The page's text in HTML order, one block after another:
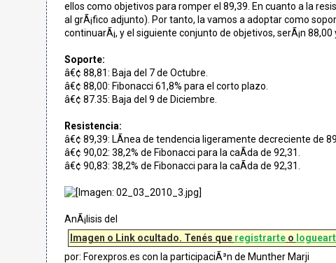
ellos como objetivos para romper el 89,39. En cuanto a la
al grÃ¡fico adjunto). Por tanto, la vamos a adoptar como
continuarÃ¡, y el siguiente conjunto de objetivos, serÃ¡n
Soporte:
â€¢ 88,81: Baja del 7 de Octubre.
â€¢ 88,00: Fibonacci 61,8% para el corto plazo.
â€¢ 87.35: Baja del 9 de Diciembre.
Resistencia:
â€¢ 89,39: LÃ­nea de tendencia ligeramente decreciente de
â€¢ 90,02: 38,2% de Fibonacci para la caÃ­da de 92,31.
â€¢ 90,83: 38,2% de Fibonacci para la caÃ­da de 92,31.
AnÃ¡lisis del
Imagen o Link ocultado. Tenés que registrarteo
por: Forexpros.es con la participaciÃ³n de Munther Marji